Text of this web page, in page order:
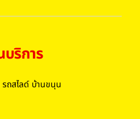
ริการ
ถสไลด์ บ้านขนุน